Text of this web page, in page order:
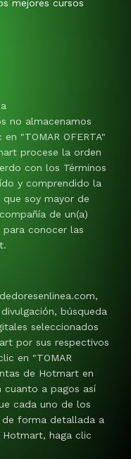
mejores cursos
no almacenamos
"TOMAR OFERTA"
procese la orden
con los Términos
y comprendido la
soy mayor de
de un(a)
para conocer las
búsqueda
seleccionados
por sus respectivos
en "TOMAR
de Hotmart en
cuanto a pagos así
cada uno de los
forma detallada a
Hotmart, haga clic